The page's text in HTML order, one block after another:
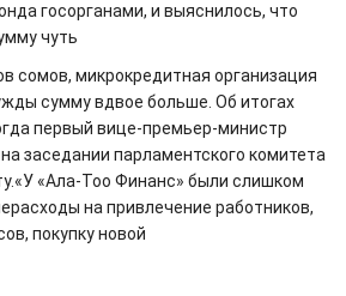
госорганами, и выяснилось, что
чуть
сомов, микрокредитная организация
сумму вдвое больше. Об итогах
первый вице-премьер-министр
заседании парламентского комитета
«Ала-Тоо Финанс» были слишком
на привлечение работников,
покупку новой